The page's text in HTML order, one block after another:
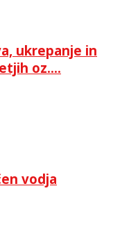
ukrepanje in
oz....
vodja